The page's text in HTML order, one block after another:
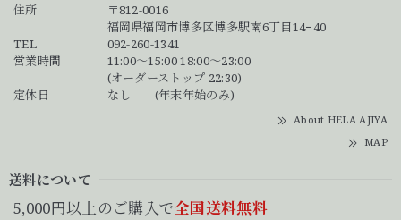
住所
〒812-0016
福岡県福岡市博多区博多駅南6丁目14−40
TEL
092-260-1341
営業時間
11:00～15:00 18:00～23:00
(オーダーストップ 22:30)
定休日
なし (年末年始のみ)
About HELA AJIYA
MAP
送料について
5,000円以上のご購入で全国送料無料